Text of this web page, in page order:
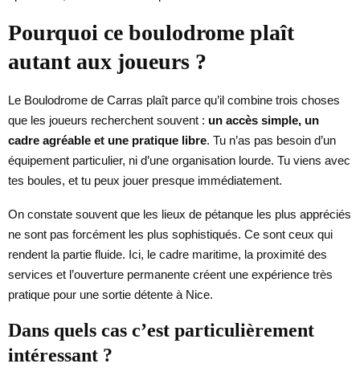
Pourquoi ce boulodrome plaît
autant aux joueurs ?
Le Boulodrome de Carras plaît parce qu’il combine trois choses
que les joueurs recherchent souvent : un accès simple, un
cadre agréable et une pratique libre. Tu n’as pas besoin d’un
équipement particulier, ni d’une organisation lourde. Tu viens avec
tes boules, et tu peux jouer presque immédiatement.
On constate souvent que les lieux de pétanque les plus appréciés
ne sont pas forcément les plus sophistiqués. Ce sont ceux qui
rendent la partie fluide. Ici, le cadre maritime, la proximité des
services et l’ouverture permanente créent une expérience très
pratique pour une sortie détente à Nice.
Dans quels cas c’est particulièrement
intéressant ?